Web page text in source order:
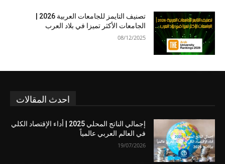
الجامعات الأكثر تميزا في بلاد العرب
08/12/2025
احدث المقالات
إجمالي الناتج المحلي 2025 | أداء الإقتصاد الكلي
في العالم العربي عالمياً
19/07/2026